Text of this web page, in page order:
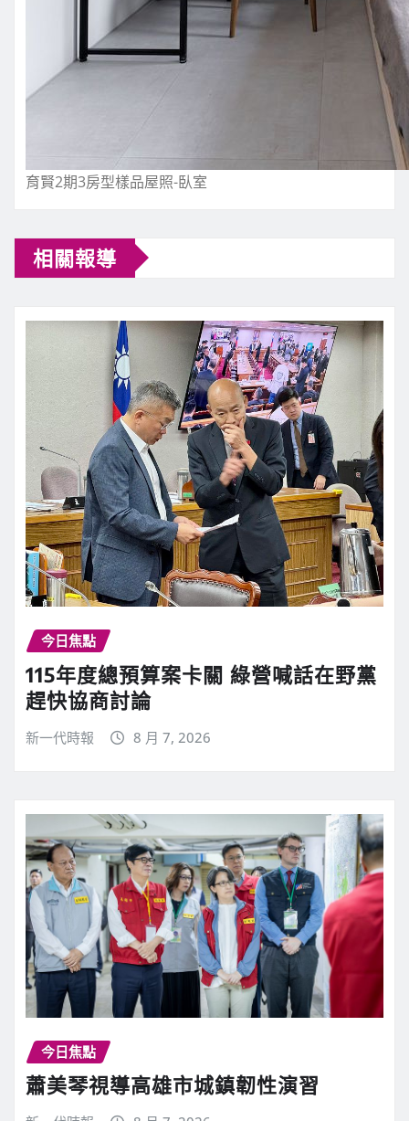
育賢2期3房型樣品屋照-臥室
相關報導
今日焦點
115年度總預算案卡關 綠營喊話在野黨
趕快協商討論
新一代時報 8 月 7, 2026
今日焦點
蕭美琴視導高雄市城鎮韌性演習